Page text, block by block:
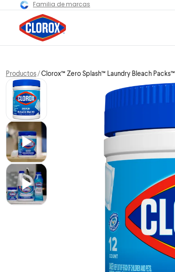
Familia de marcas
Productos Clorox™ Zero Splash™ Laundry Bleach Packs™